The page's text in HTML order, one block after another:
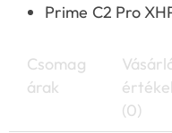
Prime C2 Pro
Csomag
árak
(0)